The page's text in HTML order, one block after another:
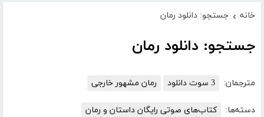
خانه › جستجو: دانلود رمان
جستجو: دانلود رمان
مترجمان: 3 سوت دانلود رمان مشهور خارجی
دسته‌ها:
کتاب‌های صوتی رایگان داستان و رمان